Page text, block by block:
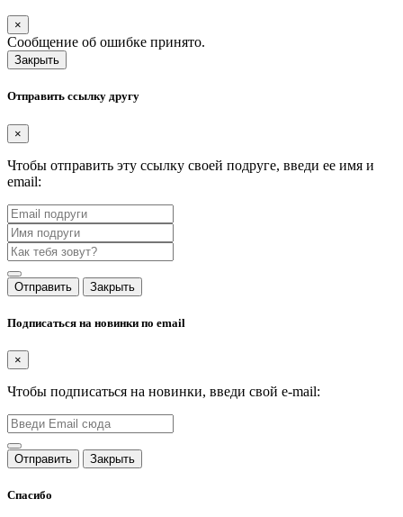
×
Сообщение об ошибке принято.
Закрыть
Отправить ссылку другу
×
Чтобы отправить эту ссылку своей подруге, введи ее имя и
email:
Отправить Закрыть
Подписаться на новинки по email
×
Чтобы подписаться на новинки, введи свой e-mail:
Отправить Закрыть
Спасибо